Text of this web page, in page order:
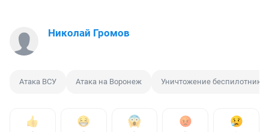
Николай Громов
Атака ВСУ Атака на Воронеж Уничтожение беспилотника